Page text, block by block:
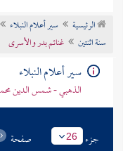
تراجم الأعلام
الرئيسية سير أعلام النبلاء
سنة اثنتين
غنائم بدر والأسرى
سير أعلام النبلاء
الذهبي - شمس الدين
جزء 26 صفحة